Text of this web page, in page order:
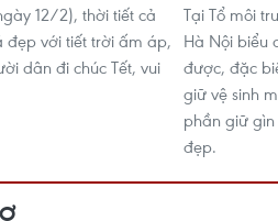
12/2), thời tiết cả
đẹp với tiết trời ấm áp,
dân đi chúc Tết, vui
Tại Tổ môi
Hà Nội biểu
được, đặc
giữ vệ sinh
phần giữ
đẹp.